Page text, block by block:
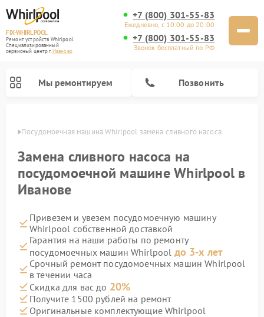
FIX-WHIRLPOOL
Ремонт устройств Whirlpool
Специализированный
cервисный центр г.Иваново
+7 (800) 301-55-83
Ежедневно, с 10:00 до 20:00
+7 (800) 301-55-83
Звонок бесплатный по РФ
Мы ремонтируем Позвонить
Посудомоечная машина Whirlpool замена сливного насоса
Замена сливного насоса на
посудомоечной машине Whirlpool в
Иванове
Привезем и увезем посудомоечную машину
Whirlpool собственной доставкой
Гарантия на наши работы по ремонту
посудомоечных машин Whirlpool до 3-х лет
Срочный ремонт посудомоечных машин Whirlpool
в течении часа
Скидка для вас до 20%
Получите 1500 рублей на ремонт
Оригинальные комплектующие Whirlpool